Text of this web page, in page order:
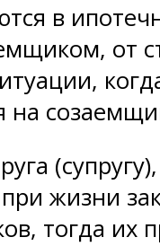
в
от
на
жизни
тогда